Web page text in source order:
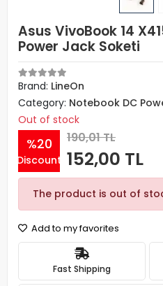
Asus VivoBook 14
Power Jack Soketi
Brand: LineOn
Category: Notebook DC
Out of stock
%20
Discount
190,01 TL
152,00 TL
The product is out of
Add to my favorites
Fast Shipping